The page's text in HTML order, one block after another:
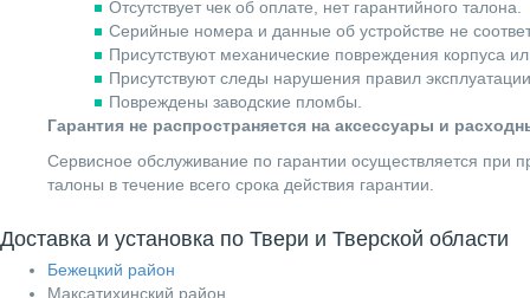
Отсутствует чек об оплате, нет гарантийного талона.
Серийные номера и данные об устройстве не
Присутствуют механические повреждения корпуса
Присутствуют следы нарушения правил
Повреждены заводские пломбы.
Гарантия не распространяется на аксессуары и
Сервисное обслуживание по гарантии осуществляется при
талоны в течение всего срока действия гарантии.
Доставка и установка по Твери и Тверской области
Бежецкий район
Максатихинский район